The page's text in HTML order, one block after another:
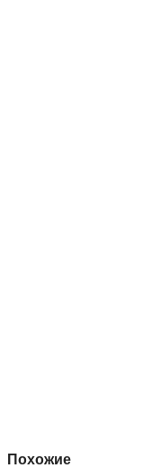
Похожие